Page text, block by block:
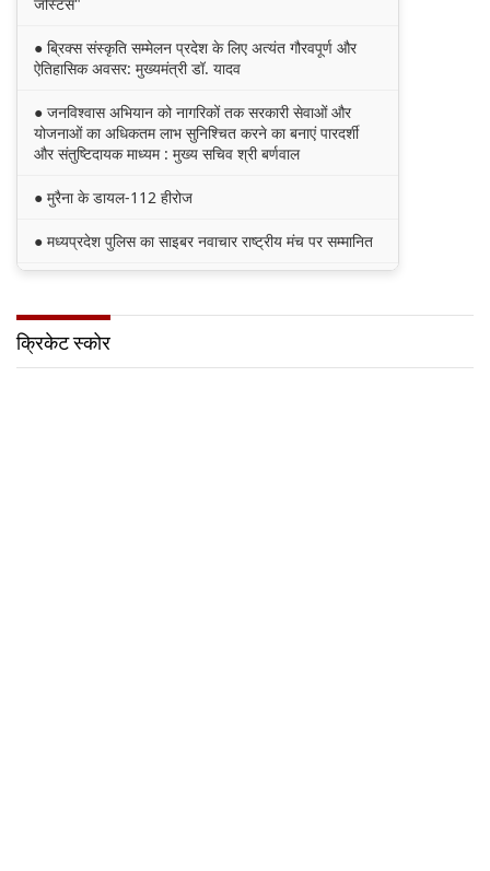
● ब्रिक्स संस्कृति सम्मेलन प्रदेश के लिए अत्यंत गौरवपूर्ण और
ऐतिहासिक अवसर: मुख्यमंत्री डॉ. यादव
● जनविश्वास अभियान को नागरिकों तक सरकारी सेवाओं और
योजनाओं का अधिकतम लाभ सुनिश्चित करने का बनाएं पारदर्शी
और संतुष्टिदायक माध्यम : मुख्य सचिव श्री बर्णवाल
● मुरैना के डायल-112 हीरोज
● मध्यप्रदेश पुलिस का साइबर नवाचार राष्ट्रीय मंच पर सम्मानित
● तेंदुए के अवैध शिकार एवं तस्करी मामले में एमपी एसटीएसएफ ने
8वें शिकारी को किया गिरफ्तार
क्रिकेट स्कोर